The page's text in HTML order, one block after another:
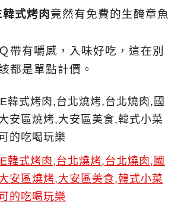
式烤肉竟然有免費的生醃章魚
帶有嚼感，入味好吃，這在別
都是單點計價。